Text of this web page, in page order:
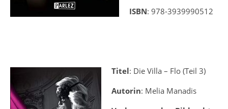
ISBN: 978-3939990512
Titel: Die Villa – Flo (Teil 3)
Autorin: Melia Manadis